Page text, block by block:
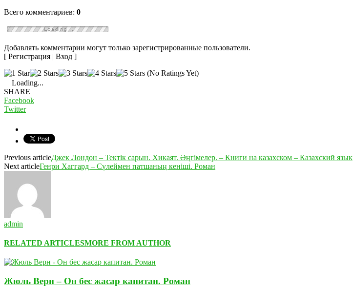
Всего комментариев: 0
Добавлять комментарии могут только зарегистрированные пользователи.
[ Регистрация | Вход ]
(No Ratings Yet)
Loading...
SHARE
Facebook
Twitter
Previous articleДжек Лондон – Тектік сарын. Хикаят. Әңгімелер. – Книги на казахском – Казахский язык
Next articleГенри Хаггард – Сүлеймен патшаның кеніші. Роман
admin
RELATED ARTICLESMORE FROM AUTHOR
Жюль Верн – Он бес жасар капитан. Роман